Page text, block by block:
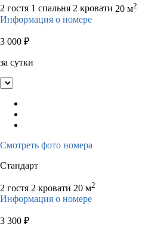
2 гостя 1 спальня 2 кровати 20 м2
Информация о номере
3 000 ₽
за сутки
Смотреть фото номера
Стандарт
2 гостя 2 кровати 20 м2
Информация о номере
3 300 ₽